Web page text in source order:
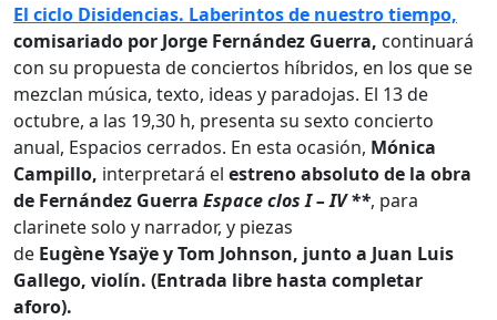
El ciclo Disidencias. Laberintos de nuestro tiempo,
comisariado por Jorge Fernández Guerra, continuará
con su propuesta de conciertos híbridos, en los que se
mezclan música, texto, ideas y paradojas. El 13 de
octubre, a las 19,30 h, presenta su sexto concierto
anual, Espacios cerrados. En esta ocasión, Mónica
Campillo, interpretará el estreno absoluto de la obra
de Fernández Guerra Espace clos I – IV **, para
clarinete solo y narrador, y piezas
de Eugène Ysaÿe y Tom Johnson, junto a Juan Luis
Gallego, violín. (Entrada libre hasta completar
aforo).